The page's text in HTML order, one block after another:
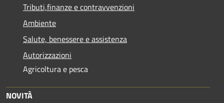
Tributi,finanze e contravvenzioni
Ambiente
Salute, benessere e assistenza
Autorizzazioni
Agricoltura e pesca
NOVITÀ